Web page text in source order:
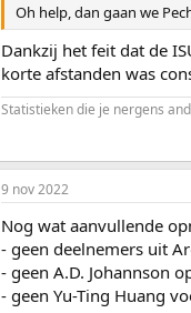
n
s
:
Oh help, dan gaan we
Dankzij het feit dat de
korte afstanden was
Statistieken die je nergens
9 nov 2022
Nog wat aanvullende
- geen deelnemers uit
- geen A.D. Johannson
- geen Yu-Ting Huang